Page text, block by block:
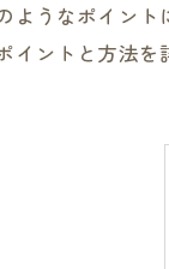
ようなポイン
イントと方法